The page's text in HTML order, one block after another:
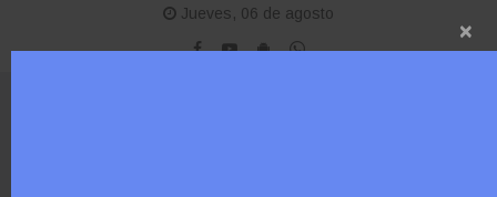
Jueves, 06 de agosto
×